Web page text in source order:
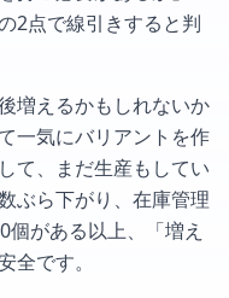
2点で線引きすると判
増えるかもしれないか
一気にバリアントを作
て、まだ生産もしてい
ぶら下がり、在庫管理
がある以上、「増え
全です。